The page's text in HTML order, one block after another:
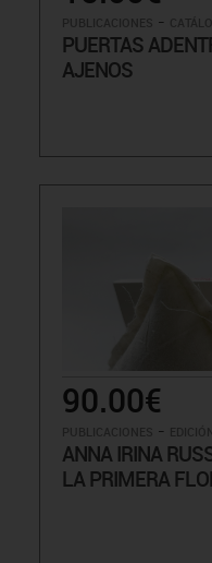
-
PUERTAS
AJENOS
90.00€
-
ANNA IRINA
LA PRIMERA